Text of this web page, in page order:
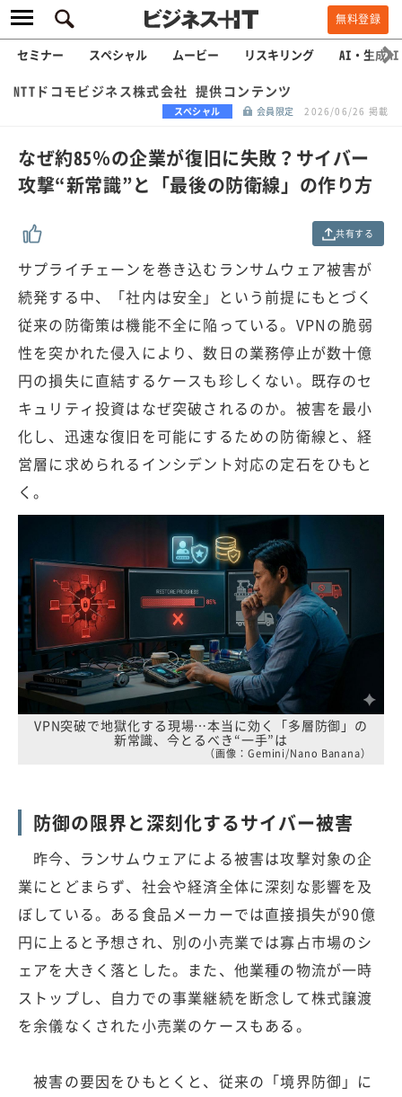
無料登録
セミナー スペシャル ムービー リスキリング AI・生成AI
NTTドコモビジネス株式会社 提供コンテンツ
スペシャル 会員限定 2026/06/26 掲載
なぜ約85％の企業が復旧に失敗？サイバー
攻撃“新常識”と「最後の防衛線」の作り方
共有する
サプライチェーンを巻き込むランサムウェア被害が
続発する中、「社内は安全」という前提にもとづく
従来の防衛策は機能不全に陥っている。VPNの脆弱
性を突かれた侵入により、数日の業務停止が数十億
円の損失に直結するケースも珍しくない。既存のセ
キュリティ投資はなぜ突破されるのか。被害を最小
化し、迅速な復旧を可能にするための防衛線と、経
営層に求められるインシデント対応の定石をひもと
く。
VPN突破で地獄化する現場…本当に効く「多層防御」の
新常識、今とるべき“一手”は
（画像：Gemini/Nano Banana）
防御の限界と深刻化するサイバー被害
昨今、ランサムウェアによる被害は攻撃対象の企
業にとどまらず、社会や経済全体に深刻な影響を及
ぼしている。ある食品メーカーでは直接損失が90億
円に上ると予想され、別の小売業では寡占市場のシ
ェアを大きく落とした。また、他業種の物流が一時
ストップし、自力での事業継続を断念して株式譲渡
を余儀なくされた小売業のケースもある。
被害の要因をひもとくと、従来の「境界防御」に